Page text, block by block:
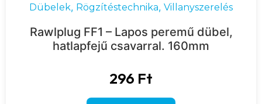
Dübelek, Rögzítéstechnika, Villanyszerelés
Rawlplug FF1 – Lapos peremű dübel,
hatlapfejű csavarral. 160mm
296 Ft